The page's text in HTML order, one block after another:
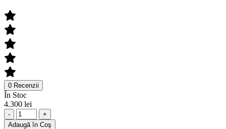
0 Recenzii
În Stoc
4.300 lei
-
+
Adaugă în Coş